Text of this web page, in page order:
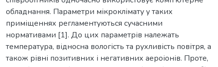
обладнання. Параметри мікроклімату у таких
приміщеннях регламентуються сучасними
нормативами [1]. До цих параметрів належать
температура, відносна вологість та рухливість повітря, а
також рівні позитивних і негативних аероіонів. Проте,